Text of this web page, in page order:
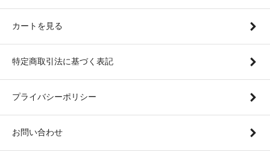
カートを見る
特定商取引法に基づく表記
プライバシーポリシー
お問い合わせ